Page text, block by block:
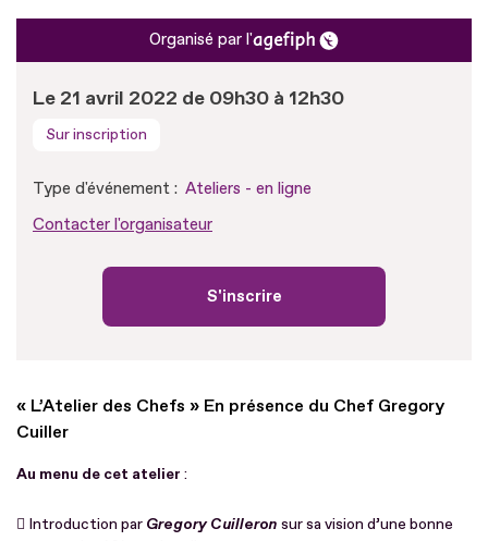
Organisé par l'
Le 21 avril 2022 de 09h30 à 12h30
Sur inscription
Type d'événement : Ateliers - en ligne
Contacter l'organisateur
S'inscrire
« L’Atelier des Chefs » En présence du Chef Gregory
Cuiller
Au menu de cet atelier :
 Introduction par Gregory Cuilleron sur sa vision d’une bonne